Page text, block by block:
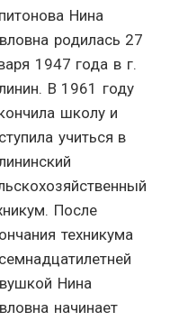
Нина
родилась 27
1947 года в г.
В 1961 году
школу и
учиться в
После
техникума
Нина
начинает